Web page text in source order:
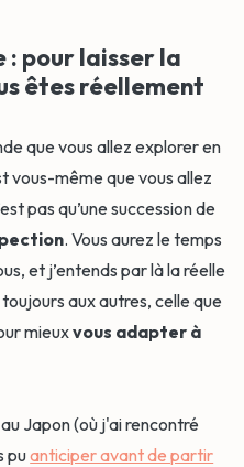
: pour laisser la
êtes réellement
que vous allez explorer en
vous-même que vous allez
pas qu’une succession de
. Vous aurez le temps
et j’entends par là la réelle
aux autres, celle que
mieuxvous adapter à
Japon (où j'ai rencontré
puanticiper avant de partir